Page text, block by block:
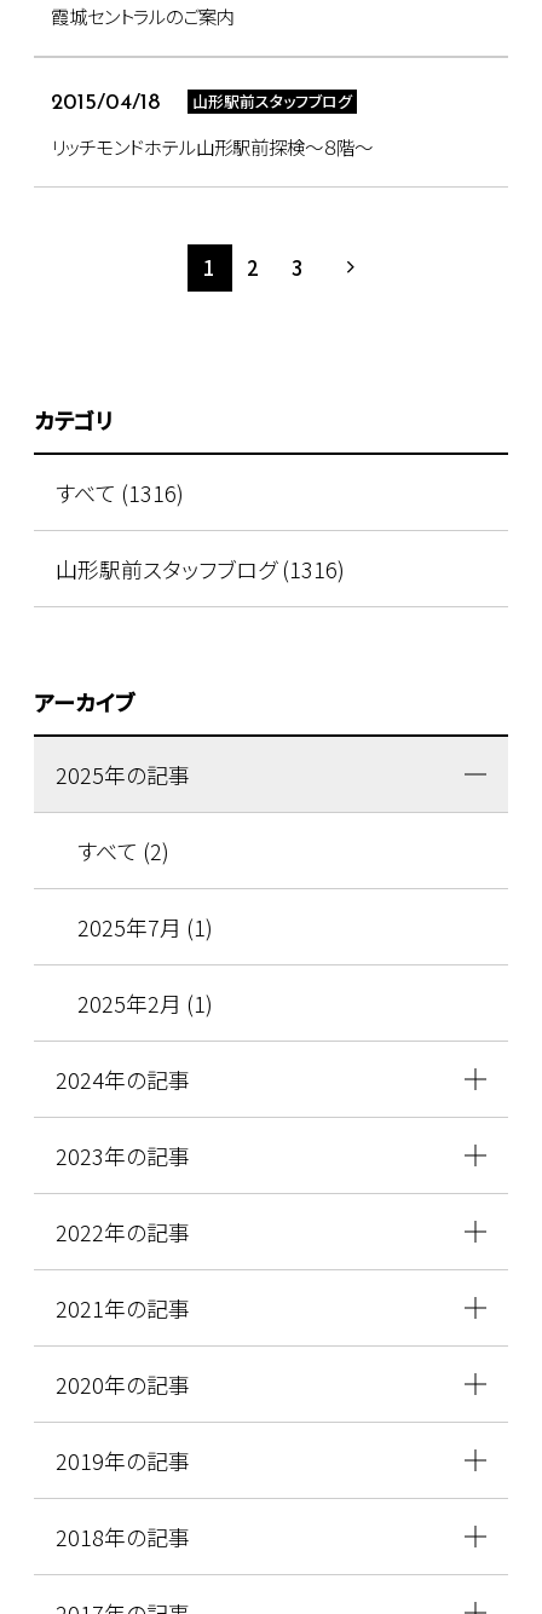
霞城セントラルのご案内
2015/04/18 山形駅前スタッフブログ
リッチモンドホテル山形駅前探検～８階～
1 2 3
カテゴリ
すべて (1316)
山形駅前スタッフブログ (1316)
アーカイブ
2025年の記事
すべて (2)
2025年7月 (1)
2025年2月 (1)
2024年の記事
2023年の記事
2022年の記事
2021年の記事
2020年の記事
2019年の記事
2018年の記事